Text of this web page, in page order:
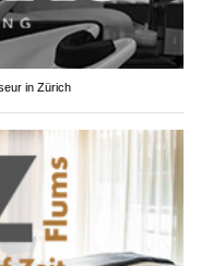
in Zürich